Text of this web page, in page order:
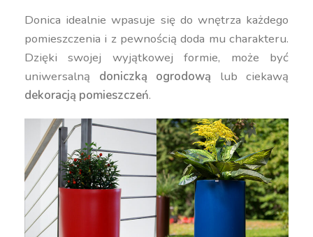
Donica idealnie wpasuje się do wnętrza każdego
pomieszczenia i z pewnością doda mu charakteru.
Dzięki swojej wyjątkowej formie, może być
uniwersalną doniczką ogrodową lub ciekawą
dekoracją pomieszczeń.